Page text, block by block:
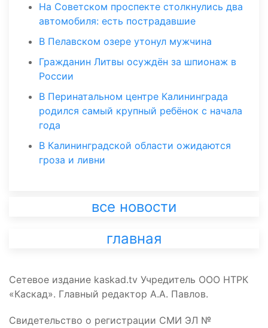
На Советском проспекте столкнулись два
автомобиля: есть пострадавшие
В Пелавском озере утонул мужчина
Гражданин Литвы осуждён за шпионаж в
России
В Перинатальном центре Калининграда
родился самый крупный ребёнок с начала
года
В Калининградской области ожидаются
гроза и ливни
все новости
главная
Сетевое издание kaskad.tv Учредитель ООО НТРК
«Каскад». Главный редактор А.А. Павлов.
Свидетельство о регистрации СМИ ЭЛ №